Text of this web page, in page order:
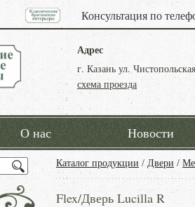
Консультация по
Адрес
г. Казань ул.
схема проезда
О нас Новости
Каталог продукции / Двери /
Flex/Дверь Lucilla R